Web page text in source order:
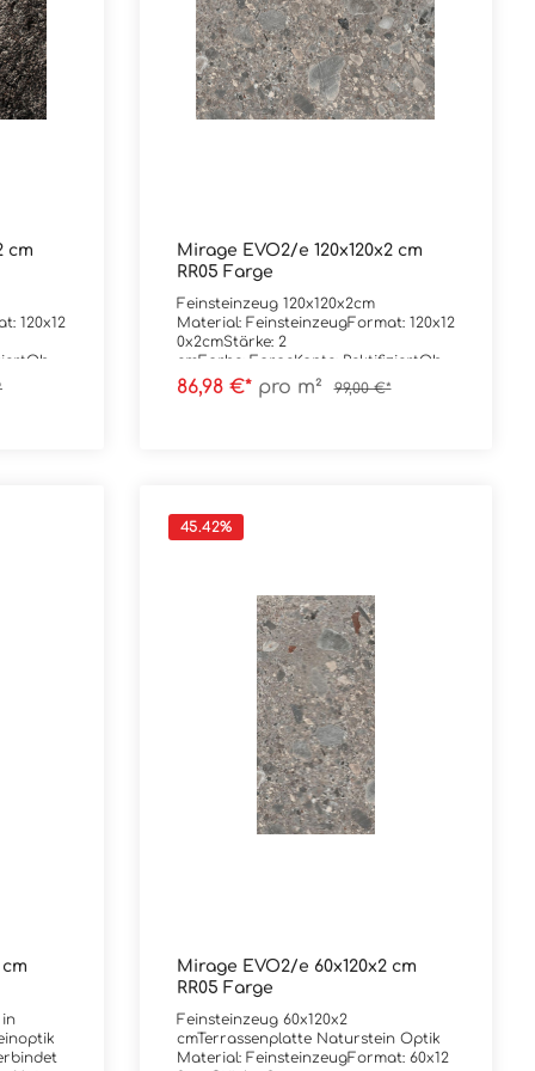
cm
120x12
1,44
Mirage EVO2/e 120x120x2 cm
RR05 Farge
Feinsteinzeug 120x120x2cm
Material: FeinsteinzeugFormat: 120x12
0x2cmStärke: 2
cmFarbe: FargeKante: RektifiziertObe
rfläche: R11
Verpackungsdaten:Paketinhalt: 1,44
86,98 €* pro m² 99,00 €*
in
45.42%
Mirage EVO2/e 60x120x2 cm
RR05 Farge
Feinsteinzeug 60x120x2
cmTerrassenplatte Naturstein Optik
Material: FeinsteinzeugFormat: 60x12